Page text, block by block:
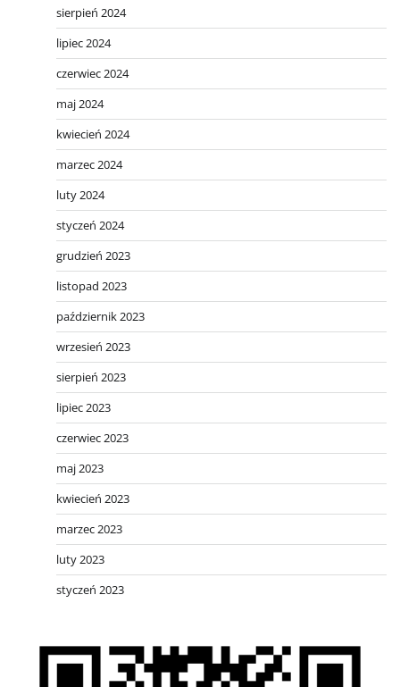
sierpień 2024
lipiec 2024
czerwiec 2024
maj 2024
kwiecień 2024
marzec 2024
luty 2024
styczeń 2024
grudzień 2023
listopad 2023
październik 2023
wrzesień 2023
sierpień 2023
lipiec 2023
czerwiec 2023
maj 2023
kwiecień 2023
marzec 2023
luty 2023
styczeń 2023